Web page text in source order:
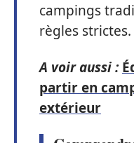
campings
règles strictes.
A voir aussi :
partir en
extérieur